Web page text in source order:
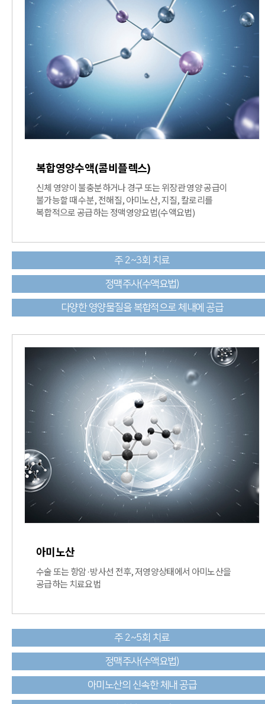
복합영양수액(콤비플렉스)
신체 영양이 불충분하거나 경구 또는 위장관 영양 공급이
불가능할 때 수분, 전해질, 아미노산, 지질, 칼로리를
복합적으로 공급하는 정맥영양요법(수액요법)
주 2~3회 치료
정맥주사(수액요법)
다양한 영양물질을 복합적으로 체내에 공급
아미노산
수술 또는 항암·방사선 전후, 저영양상태에서 아미노산을
공급하는 치료요법
주 2~5회 치료
정맥주사(수액요법)
아미노산의 신속한 체내 공급